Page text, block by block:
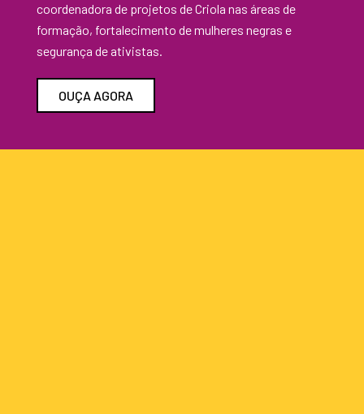
coordenadora de projetos de Criola nas áreas de
formação, fortalecimento de mulheres negras e
segurança de ativistas.
OUÇA AGORA